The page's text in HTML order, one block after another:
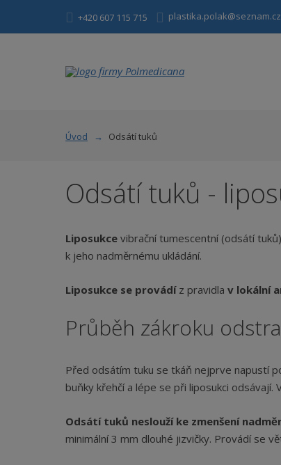
+420 607 115 715 plastika.polak@seznam.cz
Úvod Odsátí tuků
Odsátí tuků -
Liposukce vibrační tumescentní (odsátí
k jeho nadměrnému ukládání.
Liposukce se provádí z pravidla v lokální
Průběh zákroku
Před odsátím tuku se tkáň nejprve napustí
buňky křehčí a lépe se při liposukci
Odsátí tuků neslouží ke zmenšení
minimální 3 mm dlouhé jizvičky. Provádí se